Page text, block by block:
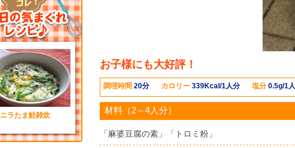
ニラたま鮭雑炊
お子様にも大好評！
調理時間 20分 カロリー 339Kcal/1人分 塩分 0.5g/1人
材料（2～4人分）
「麻婆豆腐の素」「トロミ粉」